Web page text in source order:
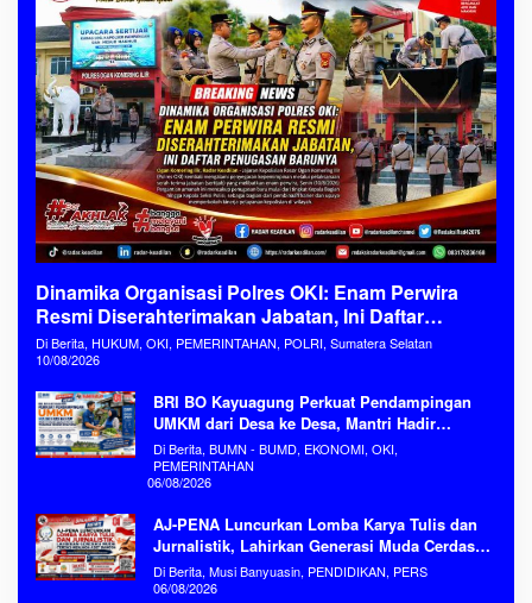
Dinamika Organisasi Polres OKI: Enam Perwira
Resmi Diserahterimakan Jabatan, Ini Daftar
Penugasan Barunya
Di Berita, HUKUM, OKI, PEMERINTAHAN, POLRI, Sumatera Selatan
10/08/2026
BRI BO Kayuagung Perkuat Pendampingan
UMKM dari Desa ke Desa, Mantri Hadir
Sebagai Mitra Penggerak Ekonomi Kerakyatan
Di Berita, BUMN - BUMD, EKONOMI, OKI,
PEMERINTAHAN
06/08/2026
AJ-PENA Luncurkan Lomba Karya Tulis dan
Jurnalistik, Lahirkan Generasi Muda Cerdas
Menjaga Aset Bangsa
Di Berita, Musi Banyuasin, PENDIDIKAN, PERS
06/08/2026